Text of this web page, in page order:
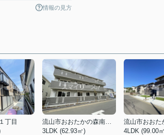
情報の見方
丁目
流山市おおたかの森南２丁目
3LDK (62.93㎡)
4LDK (99.00